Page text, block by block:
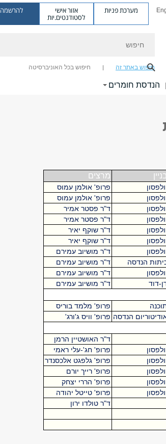
מערכת פניות אזור אישי
לסטודנטים.יות
להרשמה
חיפוש באתר זה חיפוש בכל האוניברסיטה
| הנדסת חומרים